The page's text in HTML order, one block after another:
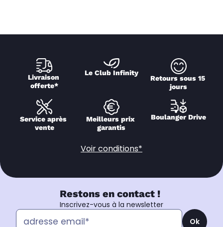
Livraison
offerte*
Le Club Infinity
Retours sous 15
jours
Service après
vente
Meilleurs prix
garantis
Boulanger Drive
Voir conditions*
Restons en contact !
Inscrivez-vous à la newsletter
Ok